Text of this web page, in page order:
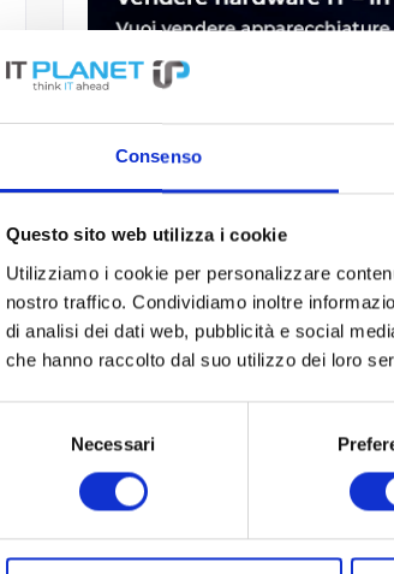
Consenso
Questo sito web utilizza i cookie
Utilizziamo i cookie per personalizzare
nostro traffico. Condividiamo inoltre
di analisi dei dati web, pubblicità e social
che hanno raccolto dal suo utilizzo dei loro
Necessari
DESCRIZIONE LEASING
Cisco2851-V3PN/K9 |
2851 V3PN Bundle - Router -